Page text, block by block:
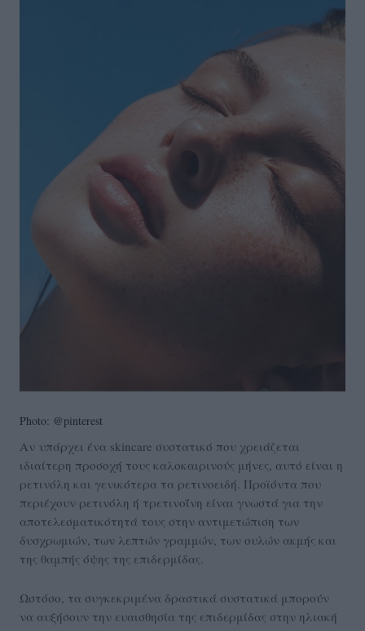
Photo: @pinterest
Αν υπάρχει ένα skincare συστατικό που χρειάζεται
ιδιαίτερη προσοχή τους καλοκαιρινούς μήνες, αυτό είναι η
ρετινόλη και γενικότερα τα ρετινοειδή. Προϊόντα που
περιέχουν ρετινόλη ή τρετινοΐνη είναι γνωστά για την
αποτελεσματικότητά τους στην αντιμετώπιση των
δυσχρωμιών, των λεπτών γραμμών, των ουλών ακμής και
της θαμπής όψης της επιδερμίδας.
Ωστόσο, τα συγκεκριμένα δραστικά συστατικά μπορούν
να αυξήσουν την ευαισθησία της επιδερμίδας στην ηλιακή